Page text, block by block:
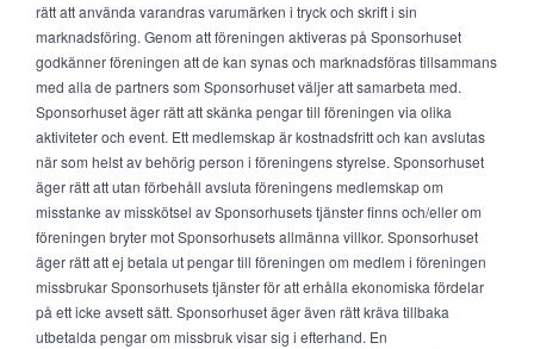
rätt att använda varandras varumärken i tryck och skrift i sin
marknadsföring. Genom att föreningen aktiveras på Sponsorhuset
godkänner föreningen att de kan synas och marknadsföras tillsammans
med alla de partners som Sponsorhuset väljer att samarbeta med.
Sponsorhuset äger rätt att skänka pengar till föreningen via olika
aktiviteter och event. Ett medlemskap är kostnadsfritt och kan avslutas
när som helst av behörig person i föreningens styrelse. Sponsorhuset
äger rätt att utan förbehåll avsluta föreningens medlemskap om
misstanke av misskötsel av Sponsorhusets tjänster finns och/eller om
föreningen bryter mot Sponsorhusets allmänna villkor. Sponsorhuset
äger rätt att ej betala ut pengar till föreningen om medlem i föreningen
missbrukar Sponsorhusets tjänster för att erhålla ekonomiska fördelar
på ett icke avsett sätt. Sponsorhuset äger även rätt kräva tillbaka
utbetalda pengar om missbruk visar sig i efterhand. En